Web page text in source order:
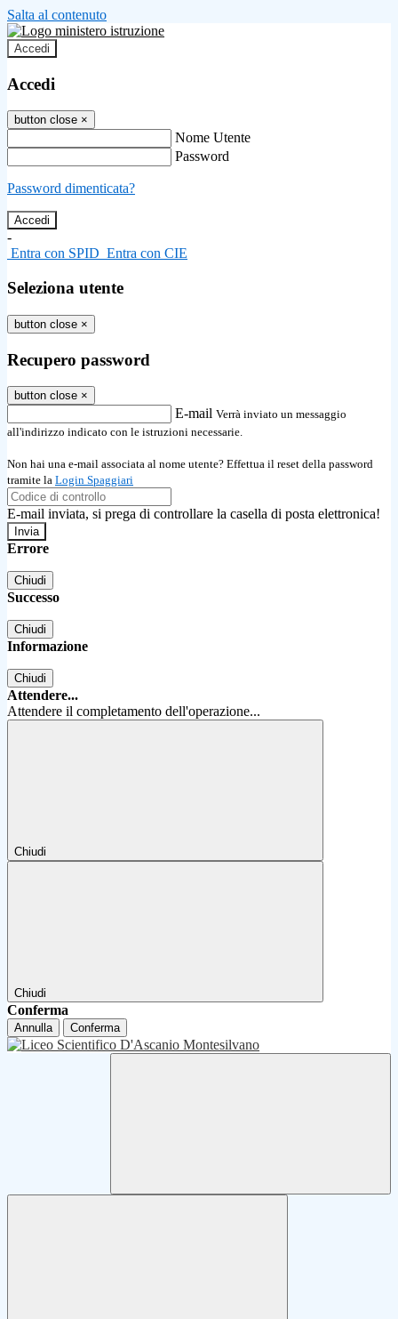
Salta al contenuto
Accedi
Accedi
button close ×
Nome Utente
Password
Password dimenticata?
-
Entra con SPID Entra con CIE
Seleziona utente
button close ×
Recupero password
button close ×
E-mail Verrà inviato un messaggio
all'indirizzo indicato con le istruzioni necessarie.
Non hai una e-mail associata al nome utente? Effettua il reset della password
tramite la Login Spaggiari
E-mail inviata, si prega di controllare la casella di posta elettronica!
Errore
Chiudi
Successo
Chiudi
Informazione
Chiudi
Attendere...
Attendere il completamento dell'operazione...
Chiudi
Chiudi
Conferma
Annulla Conferma